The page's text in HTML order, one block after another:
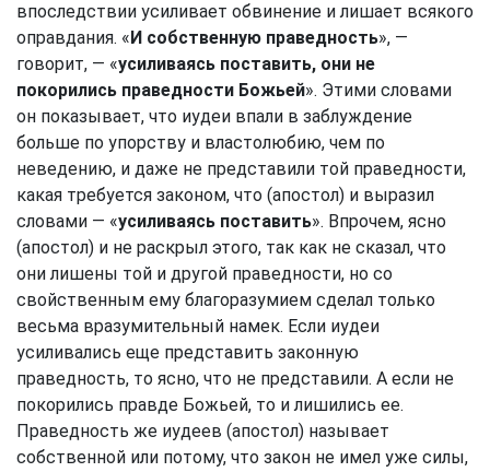
впоследствии усиливает обвинение и лишает всякого
оправдания. «И собственную праведность», —
говорит, — «усиливаясь поставить, они не
покорились праведности Божьей». Этими словами
он показывает, что иудеи впали в заблуждение
больше по упорству и властолюбию, чем по
неведению, и даже не представили той праведности,
какая требуется законом, что (апостол) и выразил
словами — «усиливаясь поставить». Впрочем, ясно
(апостол) и не раскрыл этого, так как не сказал, что
они лишены той и другой праведности, но со
свойственным ему благоразумием сделал только
весьма вразумительный намек. Если иудеи
усиливались еще представить законную
праведность, то ясно, что не представили. А если не
покорились правде Божьей, то и лишились ее.
Праведность же иудеев (апостол) называет
собственной или потому, что закон не имел уже силы,